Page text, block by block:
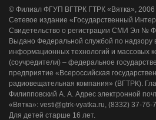
© Филиал ФГУП ВГТРК ГТРК «Вятка», 2006
Сетевое издание «Государственный
Свидетельство о регистрации СМИ Эл №
Выдано Федеральной службой по надзору
информационных технологий и массовых
(соучредители) – федеральное
предприятие «Всероссийская
радиовещательная компания» (ВГТРК).
Филипповский А. А. Адрес электронной
«Вятка»: vesti@gtrk-vyatka.ru, (8332) 37-76-
Для детей старше 16 лет.